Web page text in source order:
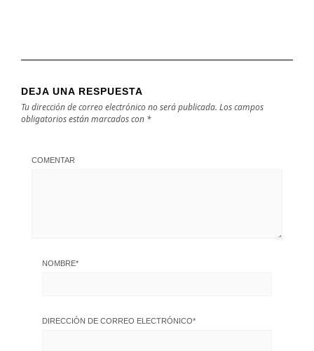
DEJA UNA RESPUESTA
Tu dirección de correo electrónico no será publicada. Los campos
obligatorios están marcados con *
COMENTAR
NOMBRE*
DIRECCIÓN DE CORREO ELECTRÓNICO*